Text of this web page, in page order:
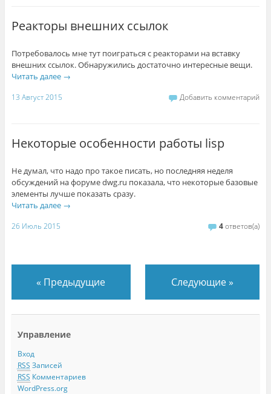
Реакторы внешних ссылок
Потребовалось мне тут поиграться с реакторами на вставку
внешних ссылок. Обнаружились достаточно интересные вещи.
Читать далее →
13 Август 2015 Добавить комментарий
Некоторые особенности работы lisp
Не думал, что надо про такое писать, но последняя неделя
обсуждений на форуме dwg.ru показала, что некоторые базовые
элементы лучше показать сразу.
Читать далее →
26 Июль 2015 4ответов(а)
« Предыдущие Следующие»
Управление
Вход
RSS Записей
RSS Комментариев
WordPress.org